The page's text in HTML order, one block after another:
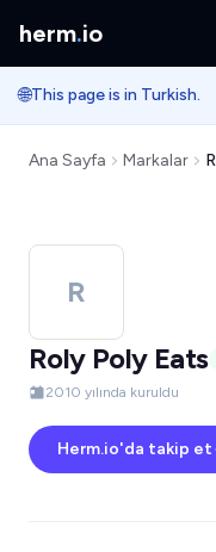
herm.io
🌐This page is in Turkish.
Ana Sayfa Markalar
R
Roly Poly Eats
2010 yılında kuruldu
Herm.io'da takip et